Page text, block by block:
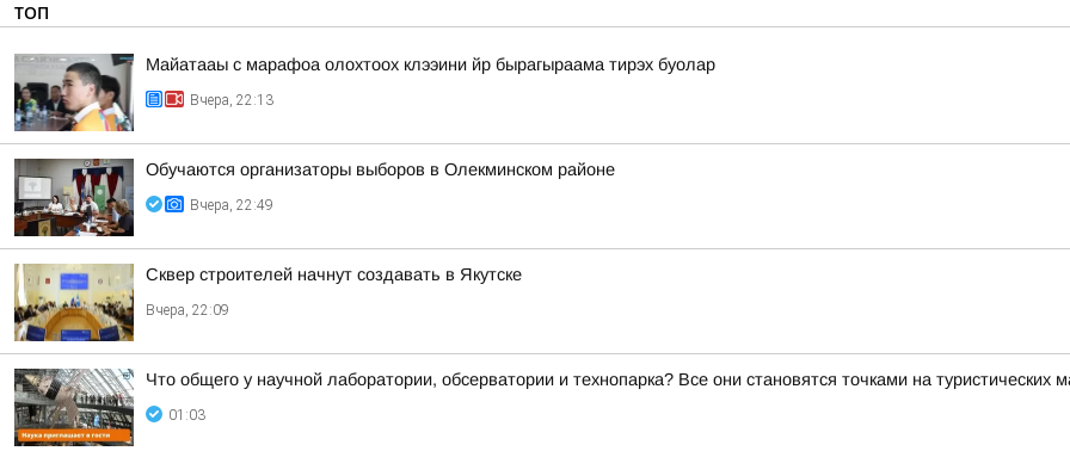
ТОП
Майатааы с марафоа олохтоох клээини йр бырагыраама тирэх буолар
Вчера, 22:13
Обучаются организаторы выборов в Олекминском районе
Вчера, 22:49
Сквер строителей начнут создавать в Якутске
Вчера, 22:09
Что общего у научной лаборатории, обсерватории и технопарка? Все они становятся точками на туристических
01:03